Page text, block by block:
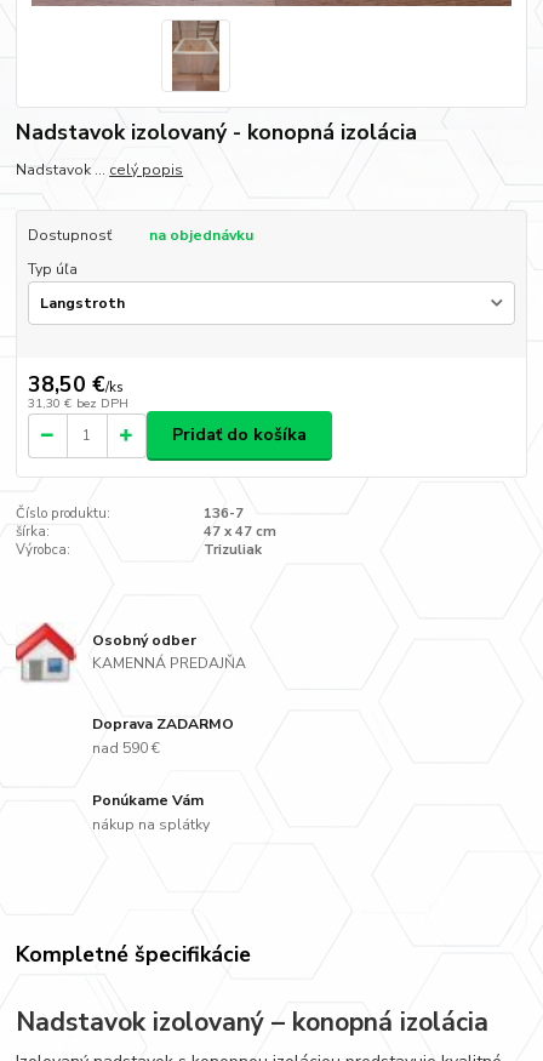
Nadstavok izolovaný - konopná izolácia
Nadstavok ... celý popis
Dostupnosť
na objednávku
Typ úľa
38,50 €/ks
31,30 € bez DPH
Pridať do košíka
Číslo produktu:
136-7
šírka:
47 x 47 cm
Výrobca:
Trizuliak
Osobný odber
KAMENNÁ PREDAJŇA
Doprava ZADARMO
nad 590 €
Ponúkame Vám
nákup na splátky
Kompletné špecifikácie
Nadstavok izolovaný – konopná izolácia